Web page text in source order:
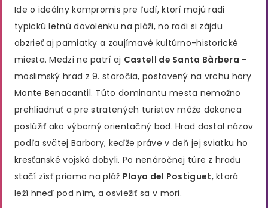
Ide o ideálny kompromis pre ľudí, ktorí majú radi
typickú letnú dovolenku na pláži, no radi si zájdu
obzrieť aj pamiatky a zaujímavé kultúrno-historické
miesta. Medzi ne patrí aj Castell de Santa Bàrbera –
moslimský hrad z 9. storočia, postavený na vrchu hory
Monte Benacantil. Túto dominantu mesta nemožno
prehliadnuť a pre stratených turistov môže dokonca
poslúžiť ako výborný orientačný bod. Hrad dostal názov
podľa svätej Barbory, keďže práve v deň jej sviatku ho
kresťanské vojská dobyli. Po nenáročnej túre z hradu
stačí zísť priamo na pláž Playa del Postiguet, ktorá
leží hneď pod ním, a osviežiť sa v mori.